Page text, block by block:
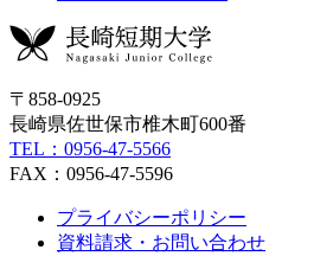
〒858-0925
長崎県佐世保市椎木町600番
TEL：0956-47-5566
FAX：0956-47-5596
プライバシーポリシー
資料請求・お問い合わせ